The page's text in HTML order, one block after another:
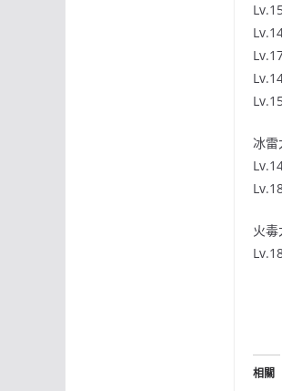
冰
火
相關